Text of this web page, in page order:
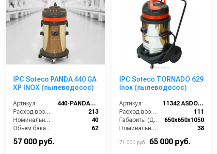
IPC Soteco PANDA 440 GA
XP INOX (пылеводосос)
Артикул:
440-PANDA-GA-XP
Расход воздуха (л/сек):
213
Номинальный диаметр принадлежностей (мм):
40
Объём бака (л):
62
57 000 руб.
IPC Soteco TORNADO 629
Inox (пылеводосос)
Артикул:
11342 ASDO (629TPR/2TORN629)
Расход воздуха (л/сек):
111
Габариты (ДхШхВ):
650х650х1050
Номинальный диаметр принадлежностей (мм):
38
71 000 руб. 65 000 руб.